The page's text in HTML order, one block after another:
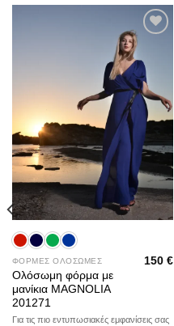
Add to
wishlist
ΦΟΡΜΕΣ ΟΛΟΣΩΜΕΣ
Ολόσωμη φόρμα με
μανίκια MAGNOLIA
201271
150€
Για τις πιο εντυπωσιακές εμφανίσεις σας